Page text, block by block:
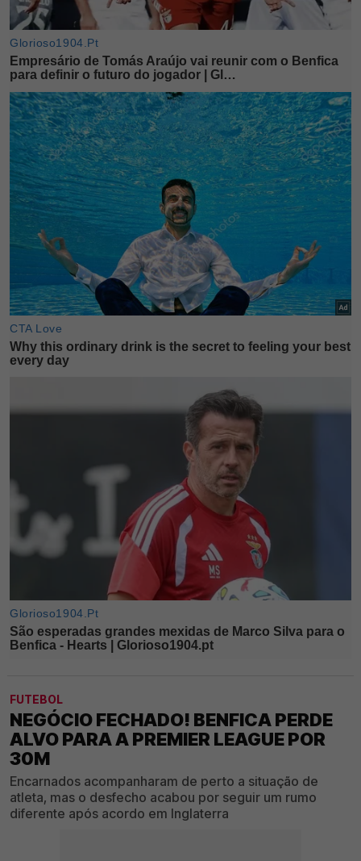
FUTEBOL
NEGÓCIO FECHADO! BENFICA PERDE
ALVO PARA A PREMIER LEAGUE POR
30M
Encarnados acompanharam de perto a situação de
atleta, mas o desfecho acabou por seguir um rumo
diferente após acordo em Inglaterra